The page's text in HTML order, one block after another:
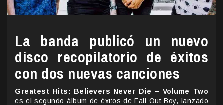
La banda publicó un nuevo
disco recopilatorio de éxitos
con dos nuevas canciones
Greatest Hits: Believers Never Die – Volume Two
es el segundo álbum de éxitos de Fall Out Boy, lanzado